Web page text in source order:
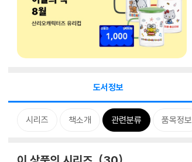
도서정보
시리즈 책소개 관련분류 품목정보